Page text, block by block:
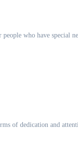
who have special
of dedication and